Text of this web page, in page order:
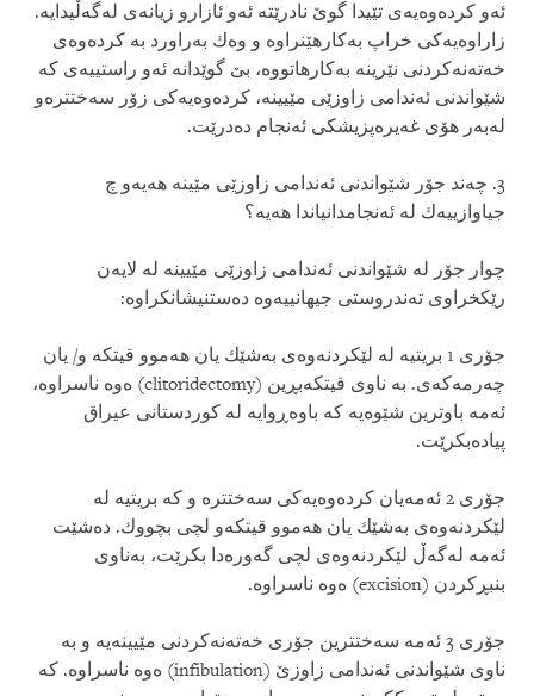
ئه‌و كرده‌وه‌یه‌ی‌ تێیدا گوێ‌ نادرێته‌ ئه‌و ئازارو زیانه‌ی‌ له‌گه‌ڵیدایه‌.
زاراوه‌یه‌كی‌ خراپ به‌كارهێنراوه‌ و وه‌ك به‌راورد به‌ كرده‌وه‌ی‌
خه‌ته‌نه‌كردنی‌ نێرینه‌ به‌كارهاتووه‌، بێ‌ گوێدانه‌ ئه‌و راستییه‌ی‌ كه‌
شێواندنی‌ ئه‌ندامی‌ زاوزێی مێیینه‌، كرده‌وه‌یه‌كی‌ زۆر سه‌ختتره‌و
له‌به‌ر هۆی‌ غه‌یره‌پزیشكی‌ ئه‌نجام ده‌درێت.
3. چه‌ند جۆر شێواندنی‌ ئه‌ندامی‌ زاوزێی مێینه‌ هه‌یه‌و چ
جیاوازییه‌ك له‌ ئه‌نجامدانیاندا هه‌یه‌؟
چوار جۆر له‌ شێواندنی‌ ئه‌ندامی‌ زاوزێی مێیینه‌ له‌ لایه‌ن
رێكخراوی‌ ته‌ندروستی‌ جیهانییه‌وه‌ ده‌ستنیشانكراوه‌:
جۆری‌ 1 بریتیه‌ له‌ لێكردنه‌وه‌ی‌ به‌شێك یان هه‌موو قیتكه‌ و/ یان
چه‌رمه‌كه‌ی‌. به‌ ناوی‌ قیتكه‌بڕین (clitoridectomy) ه‌وه‌ ناسراوه‌،
ئه‌مه‌ باوترین شێوه‌یه‌ كه‌ باوه‌ڕوایه‌ له‌ كوردستانی‌ عیراق
پیاده‌بكرێت.
جۆری‌ 2 ئه‌مه‌یان كرده‌وه‌یه‌كی‌ سه‌ختتره‌ و كه‌ بریتیه‌ له‌
لێكردنه‌وه‌ی‌ به‌شێك یان هه‌موو قیتكه‌و لچی‌ بچووك. ده‌شێت
ئه‌مه‌ له‌گه‌ڵ‌ لێكردنه‌وه‌ی‌ لچی‌ گه‌وره‌دا بكرێت، به‌ناوی‌
بنبڕكردن (excision) ه‌وه‌ ناسراوه‌.
جۆری‌ 3 ئه‌مه‌ سه‌ختترین جۆری‌ خه‌ته‌نه‌كردنی‌ مێیینه‌یه‌ و به‌
ناوی‌ شێواندنی‌ ئه‌ندامی‌ زاوزێ‌ (infibulation) ه‌وه‌ ناسراوه‌. كه‌